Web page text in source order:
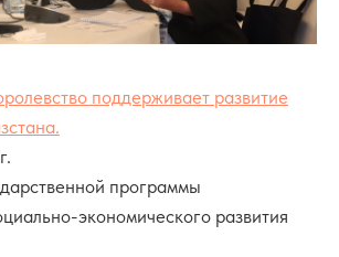
поддерживает развитие
программы
экономического развития